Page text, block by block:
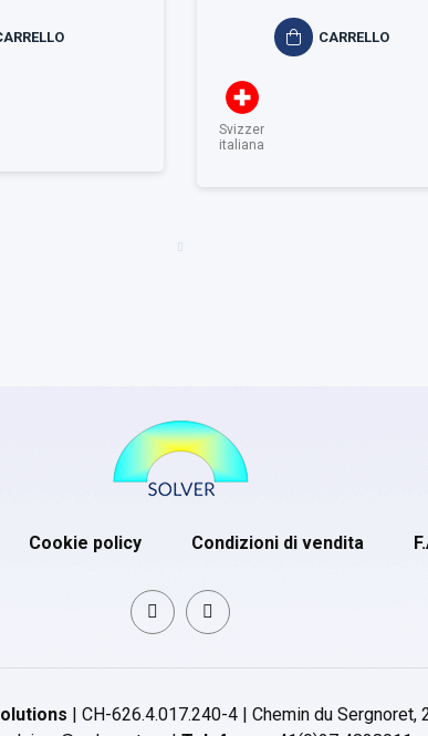
CARRELLO
Svizzera
italiana
Cookie policy Condizioni di vendita
| CH-626.4.017.240-4 | Chemin du Sergnoret,